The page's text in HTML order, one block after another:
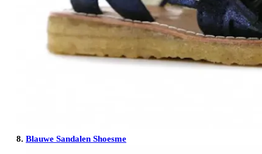
8. Blauwe Sandalen Shoesme